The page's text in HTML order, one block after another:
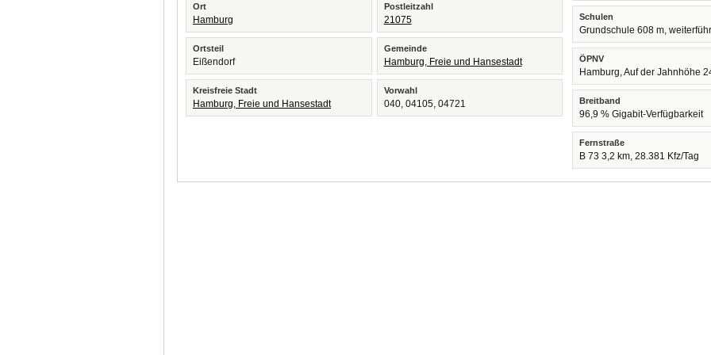
Ort
Hamburg
Postleitzahl
21075
Ortsteil
Eißendorf
Gemeinde
Hamburg, Freie und Hansestadt
Kreisfreie Stadt
Hamburg, Freie und Hansestadt
Vorwahl
040, 04105, 04721
Schulen
Grundschule 608 m,
ÖPNV
Hamburg, Auf der Jahnhöhe
Breitband
96,9 % Gigabit-Verfügbarkeit
Fernstraße
B 73 3,2 km, 28.381 Kfz/Tag